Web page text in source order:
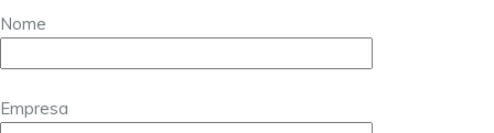
Nome
Empresa